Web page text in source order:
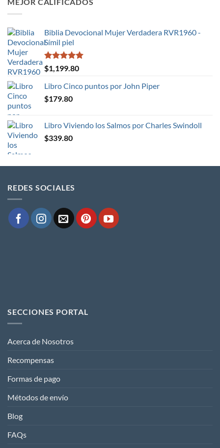
Biblia Devocional Mujer Verdadera RVR1960 -
Símil piel
Valorado en
5.00
$1,199.80
Libro Cinco puntos por John Piper
$179.80
Libro Viviendo los Salmos por Charles Swindoll
$339.80
REDES SOCIALES
SECCIONES PORTAL
Acerca de Nosotros
Recompensas
Formas de pago
Métodos de envío
Blog
FAQs